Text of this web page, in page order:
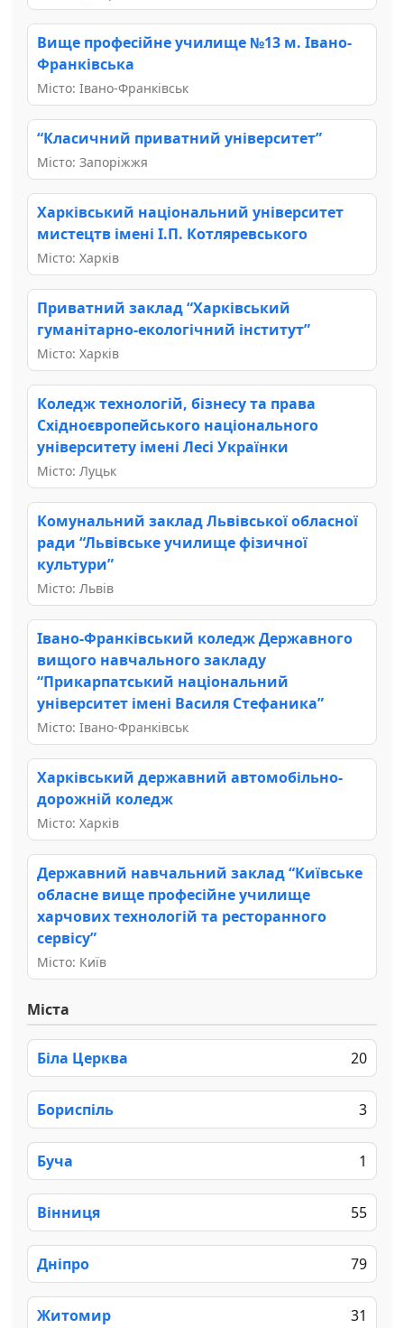
Вище професійне училище №13 м. Івано-
Франківська
Місто: Івано-Франківськ
“Класичний приватний університет”
Місто: Запоріжжя
Харківський національний університет
мистецтв імені І.П. Котляревського
Місто: Харків
Приватний заклад “Харківський
гуманітарно-екологічний інститут”
Місто: Харків
Коледж технологій, бізнесу та права
Східноєвропейського національного
університету імені Лесі Українки
Місто: Луцьк
Комунальний заклад Львівської обласної
ради “Львівське училище фізичної
культури”
Місто: Львів
Івано-Франківський коледж Державного
вищого навчального закладу
“Прикарпатський національний
університет імені Василя Стефаника”
Місто: Івано-Франківськ
Харківський державний автомобільно-
дорожній коледж
Місто: Харків
Державний навчальний заклад “Київське
обласне вище професійне училище
харчових технологій та ресторанного
сервісу”
Місто: Київ
Міста
Біла Церква 20
Бориспіль 3
Буча 1
Вінниця 55
Дніпро 79
Житомир 31